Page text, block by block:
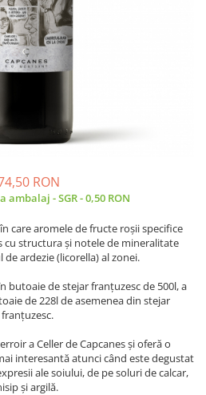
RON
- SGR - 0,50 RON
care aromele de fructe roșii specifice
cu structura și notele de mineralitate
ardezie (licorella) al zonei.
butoaie de stejar franțuzesc de 500l, a
de 228l de asemenea din stejar
franțuzesc.
a Celler de Capcanes și oferă o
interesantă atunci când este degustat
ale soiului, de pe soluri de calcar,
și argilă.